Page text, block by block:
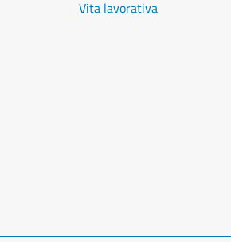
Vita lavorativa